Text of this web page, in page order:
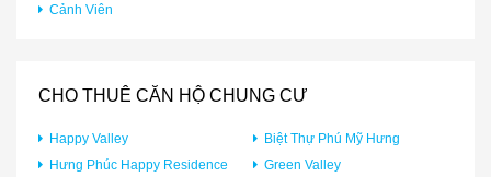
Cảnh Viên
CHO THUÊ CĂN HỘ CHUNG CƯ
Happy Valley
Hưng Phúc Happy Residence
Biệt Thự Phú Mỹ Hưng
Green Valley